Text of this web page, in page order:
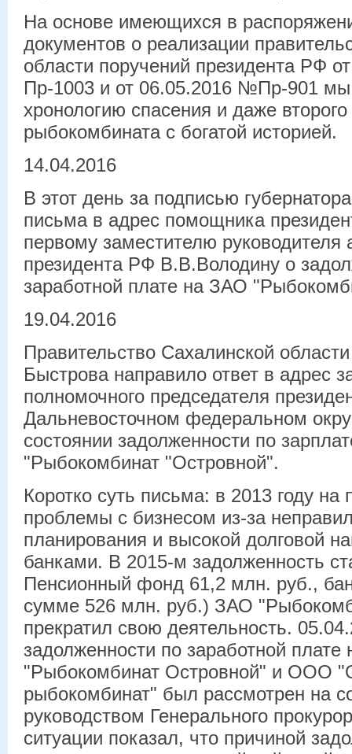
На основе имеющихся в
документов о реализации
области поручений президента РФ
Пр-1003 и от 06.05.2016 №Пр-901 мы
хронологию спасения и даже
рыбокомбината с богатой историей.
14.04.2016
В этот день за подписью
письма в адрес помощника
первому заместителю руководителя
президента РФ В.В.Володину о
заработной плате на ЗАО
19.04.2016
Правительство Сахалинской
Быстрова направило ответ в адрес
полномочного председателя
Дальневосточном федеральном
состоянии задолженности по
"Рыбокомбинат "Островной".
Коротко суть письма: в 2013 году на
проблемы с бизнесом из-за
планирования и высокой долговой
банками. В 2015-м задолженность
Пенсионный фонд 61,2 млн. руб.,
сумме 526 млн. руб.) ЗАО
прекратил свою деятельность.
задолженности по заработной
"Рыбокомбинат Островной" и ООО
рыбокомбинат" был рассмотрен на
руководством Генерального
ситуации показал, что причиной